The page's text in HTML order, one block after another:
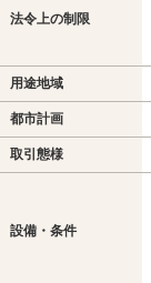
法令上の制限
用途地域
都市計画
取引態様
設備・条件